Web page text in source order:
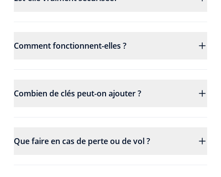
Comment fonctionnent-elles ?
Combien de clés peut-on ajouter ?
Que faire en cas de perte ou de vol ?